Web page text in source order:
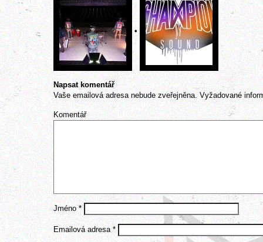
•
Napsat komentář
Vaše emailová adresa nebude zveřejněna.Vyžadované
Komentář
Jméno*
Emailová adresa*